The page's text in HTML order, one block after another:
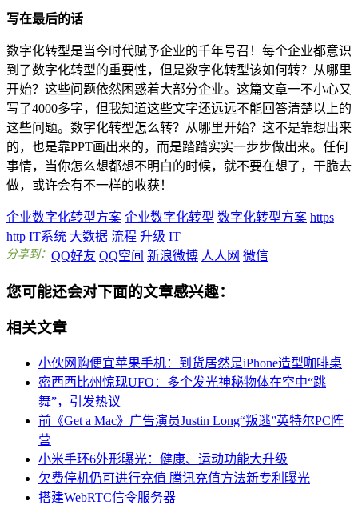
写在最后的话
数字化转型是当今时代赋予企业的千年号召！每个企业都意识
到了数字化转型的重要性，但是数字化转型该如何转？从哪里
开始？这些问题依然困惑着大部分企业。这篇文章一不小心又
写了4000多字，但我知道这些文字还远远不能回答清楚以上的
这些问题。数字化转型怎么转？从哪里开始？这不是靠想出来
的，也是靠PPT画出来的，而是踏踏实实一步步做出来。任何
事情，当你怎么想都想不明白的时候，就不要在想了，干脆去
做，或许会有不一样的收获！
企业数字化转型方案 企业数字化转型 数字化转型方案 https
http IT系统 大数据 流程 升级 IT
分享到： QQ好友 QQ空间 新浪微博 人人网 微信
您可能还会对下面的文章感兴趣：
相关文章
小伙网购便宜苹果手机：到货居然是iPhone造型咖啡桌
密西西比州惊现UFO：多个发光神秘物体在空中“跳
舞”，引发热议
前《Get a Mac》广告演员Justin Long“叛逃”英特尔PC阵
营
小米手环6外形曝光：健康、运动功能大升级
欠费停机仍可进行充值 腾讯充值方法新专利曝光
搭建WebRTC信令服务器